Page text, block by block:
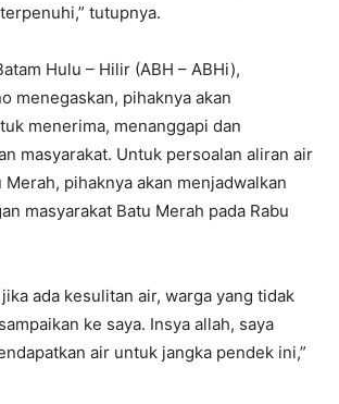
tutupnya.
Hulu – Hilir (ABH – ABHi),
menegaskan, pihaknya akan
menerima, menanggapi dan
masyarakat. Untuk persoalan aliran air
Merah, pihaknya akan menjadwalkan
masyarakat Batu Merah pada Rabu
ada kesulitan air, warga yang tidak
ke saya. Insya allah, saya
air untuk jangka pendek ini,”